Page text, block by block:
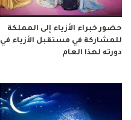
حضور خبراء الأزياء إلى المملكة
للمشاركة في مستقبل الأزياء في
دورته لهذا العام